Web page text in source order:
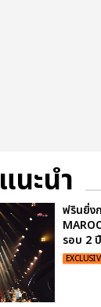
แนะนำ
ฟรินยิ่ง
รอบ 2